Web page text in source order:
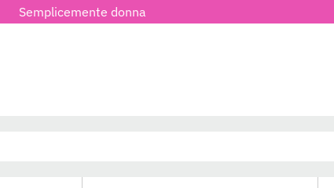
Semplicemente donna